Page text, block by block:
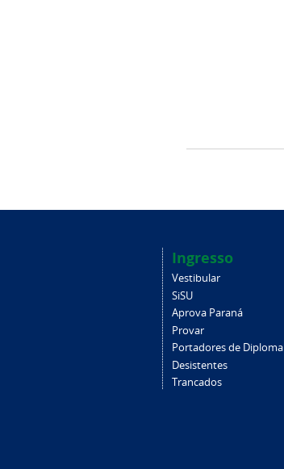
Ingresso
Vestibular
SiSU
Aprova Paraná
Provar
Portadores de Diploma
Desistentes
Trancados